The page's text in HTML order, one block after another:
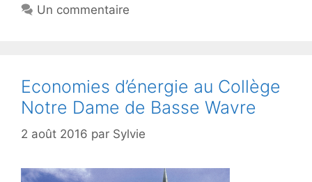
Un commentaire
Economies d’énergie au Collège
Notre Dame de Basse Wavre
2 août 2016 par Sylvie